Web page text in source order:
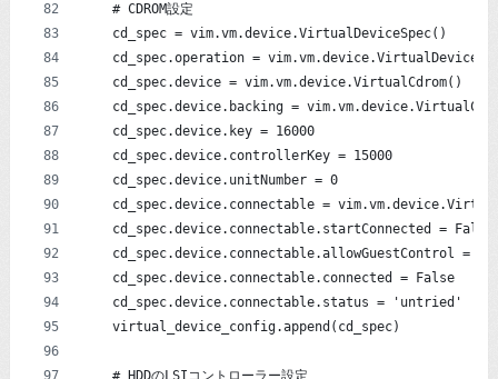
    # CDROM設定
    cd_spec = vim.vm.device.VirtualDeviceSpec()
cd_spec.operation =
    cd_spec.device = vim.vm.device.VirtualCdrom()
cd_spec.device.backing =
    cd_spec.device.key = 16000
    cd_spec.device.controllerKey = 15000
    cd_spec.device.unitNumber = 0
cd_spec.device.connectable =
    cd_spec.device.connectable.startConnected = False
cd_spec.device.connectable.allowGuestControl =
    cd_spec.device.connectable.connected = False
    cd_spec.device.connectable.status = 'untried'
    virtual_device_config.append(cd_spec)
    # HDDのLSIコントローラー設定